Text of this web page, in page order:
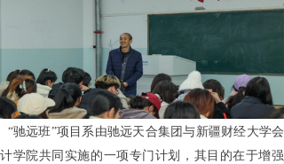
“驰远班”项目系由驰远天合集团与新疆财经大学会
计学院共同实施的一项专门计划，其目的在于增强